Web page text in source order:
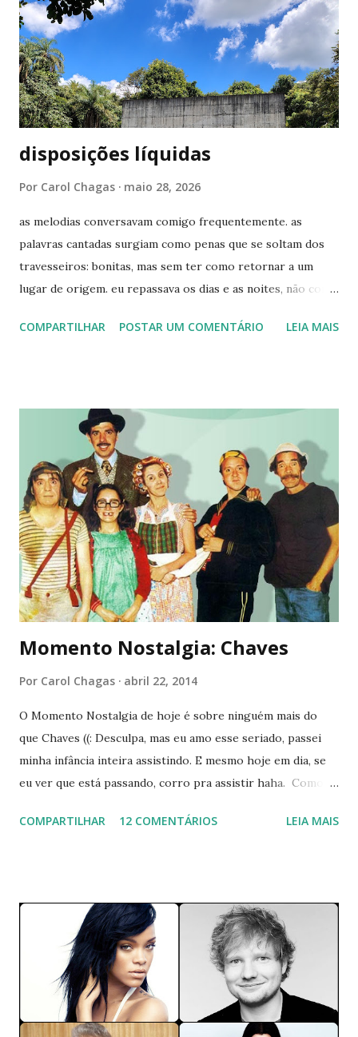
haver cores como antes, tão cintilantes. é como o céu em
dias nublados: claro o bastante para iluminar, difuso o
suficiente para incomodar. me vejo sentindo sozinha e ao
sentir que não sou correspondida na mesma intensidade,
me despeço do que sinto, um pedaço ...
disposições líquidas
Por Carol Chagas maio 28, 2026
as melodias conversavam comigo frequentemente. as
palavras cantadas surgiam como penas que se soltam dos
travesseiros: bonitas, mas sem ter como retornar a um
lugar de origem. eu repassava os dias e as noites, não como
o suficiente para enxergar as rupturas -, mas como alguém
tão valioso tempo a sós, que de só tem muito pouco. os
gestos nunca passavam desapercebidos, mas as vias
respiratórias também não costumam ponderar sobre a
respiração. ela simplesmente acontece, até que deixa de
acontecer perfeitamente. eu pensava em um mundo inteiro
de significados que eu havia aprendido e agora me via sem
saber onde usar. o espaço ininterrupto entre viver uma
vida funcional e conhecer o universo de outra pessoa
tendem a pressionar o hipocampo ou seja lá o ...
COMPARTILHAR POSTAR UM COMENTÁRIO LEIA MAIS
Momento Nostalgia: Chaves
Por Carol Chagas abril 22, 2014
O Momento Nostalgia de hoje é sobre ninguém mais do
que Chaves ((: Desculpa, mas eu amo esse seriado, passei
minha infância inteira assistindo. E mesmo hoje em dia, se
eu ver que está passando, corro pra assistir haha. Como
"Gentalha Gentalha!!", "Pois é Pois é Pois é", "Foi sem querer
dos adultos, sendo exibido durante o programa Chespírito
(também criado e interpretado por Roberto Bolaños),
porém aos poucos, foi encantando as crianças - talvez pelas
roupas e personalidades dos personagens. O nome
original é El Chavo del Ocho , por duas razões: A primeira
é de que, Chaves não morava no barril, e sim no
COMPARTILHAR 12 COMENTÁRIOS LEIA MAIS